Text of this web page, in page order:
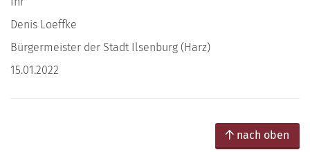
Denis Loeffke
Bürgermeister der Stadt Ilsenburg (Harz)
15.01.2022
nach oben